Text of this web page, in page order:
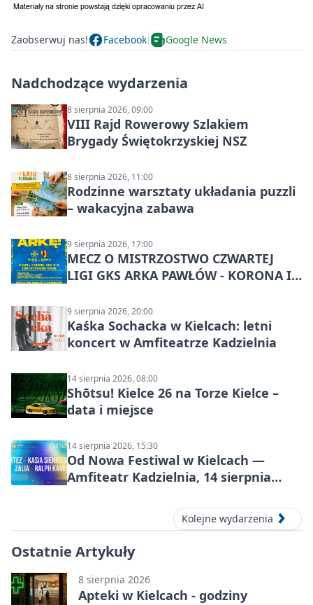
Zaobserwuj nas! Facebook Google News
Nadchodzące wydarzenia
8 sierpnia 2026, 09:00
VIII Rajd Rowerowy Szlakiem
Brygady Świętokrzyskiej NSZ
8 sierpnia 2026, 11:00
Rodzinne warsztaty układania puzzli
– wakacyjna zabawa
9 sierpnia 2026, 17:00
MECZ O MISTRZOSTWO CZWARTEJ
LIGI GKS ARKA PAWŁÓW - KORONA III
9 sierpnia 2026, 20:00
Kaśka Sochacka w Kielcach: letni
koncert w Amfiteatrze Kadzielnia
14 sierpnia 2026, 08:00
Shōtsu! Kielce 26 na Torze Kielce –
data i miejsce
14 sierpnia 2026, 15:30
Od Nowa Festiwal w Kielcach —
Amfiteatr Kadzielnia, 14 sierpnia
Kolejne wydarzenia
Ostatnie Artykuły
8 sierpnia 2026
Apteki w Kielcach - godziny